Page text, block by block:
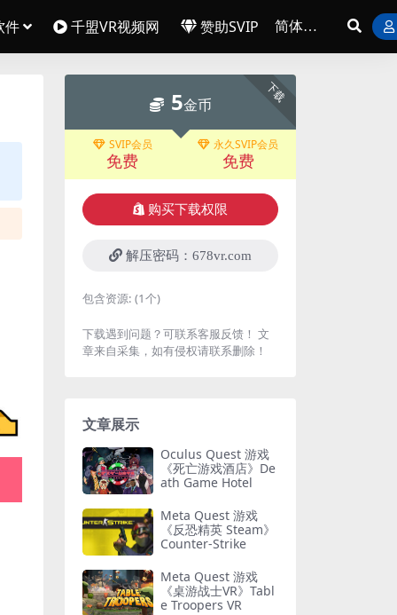
件 千盟VR视频网 赞助SVIP
下载
5金币
SVIP会员
免费
永久SVIP会员
免费
购买下载权限
解压密码：678vr.com
包含资源: (1个)
下载遇到问题？可联系客服反馈！ 文
章来自采集，如有侵权请联系删除！
文章展示
Oculus Quest 游戏
《死亡游戏酒店》De
ath Game Hotel
Meta Quest 游戏
《反恐精英 Steam》
Counter-Strike
Meta Quest 游戏
《桌游战士VR》Tabl
e Troopers VR